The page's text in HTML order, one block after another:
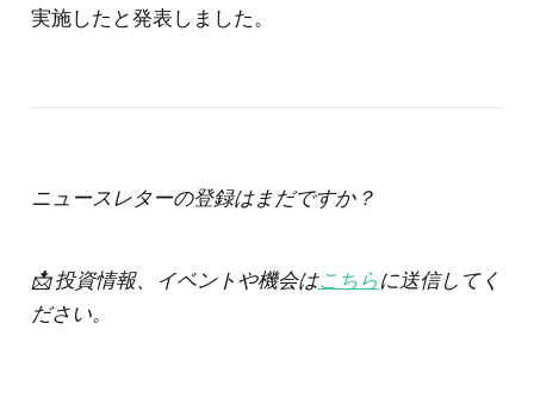
実施したと発表しました。
ニュースレターの登録はまだですか？
📩 投資情報、イベントや機会はこちらに送信してく
ださい。